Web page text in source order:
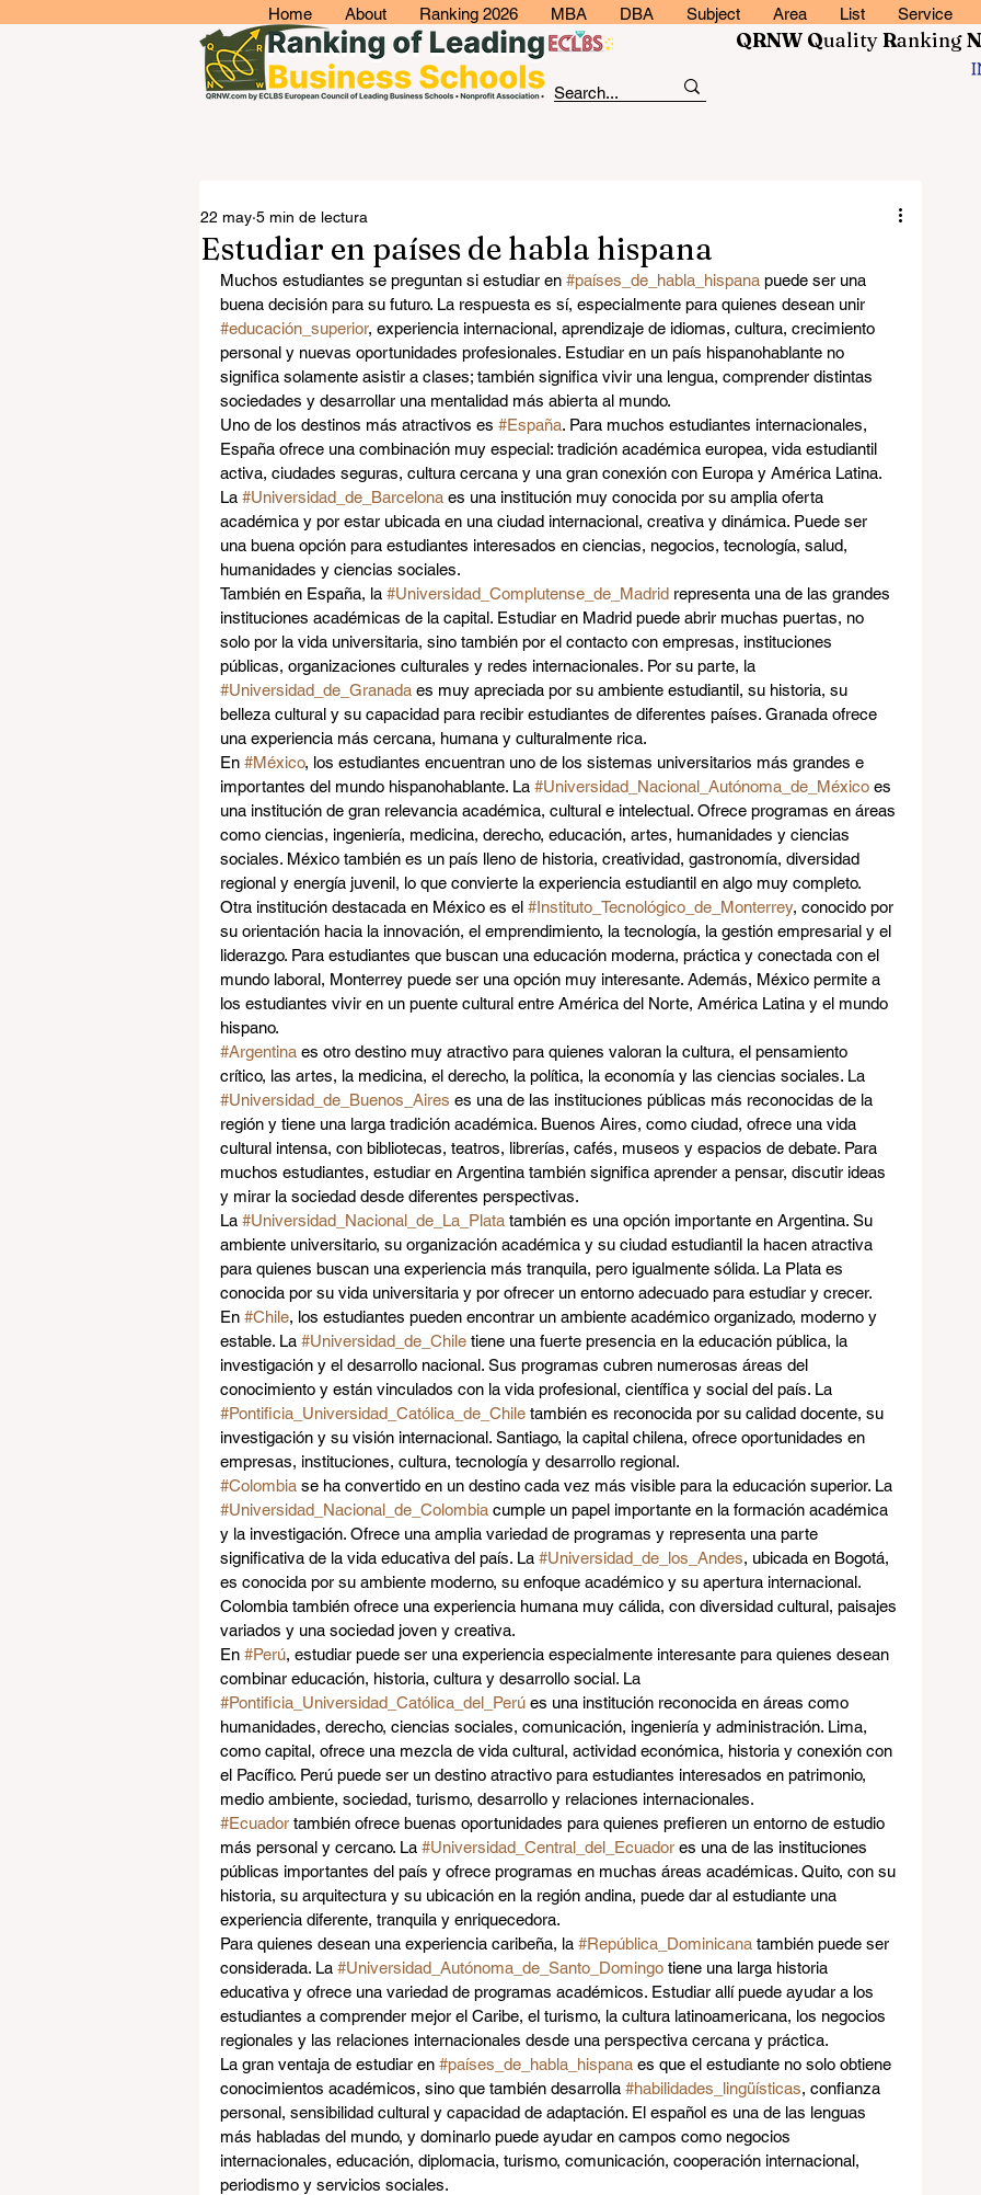
Home About Ranking 2026 MBA DBA Subject Area List Service
QRNW QualityRankingN
Estudiar en países de habla hispana
22 may 5 min de lectura
Muchos estudiantes se preguntan si estudiar en #países_de_habla_hispana puede ser una
buena decisión para su futuro. La respuesta es sí, especialmente para quienes desean unir
#educación_superior, experiencia internacional, aprendizaje de idiomas, cultura, crecimiento
personal y nuevas oportunidades profesionales. Estudiar en un país hispanohablante no
significa solamente asistir a clases; también significa vivir una lengua, comprender distintas
sociedades y desarrollar una mentalidad más abierta al mundo.
Uno de los destinos más atractivos es #España. Para muchos estudiantes internacionales,
España ofrece una combinación muy especial: tradición académica europea, vida estudiantil
activa, ciudades seguras, cultura cercana y una gran conexión con Europa y América Latina.
La #Universidad_de_Barcelona es una institución muy conocida por su amplia oferta
académica y por estar ubicada en una ciudad internacional, creativa y dinámica. Puede ser
una buena opción para estudiantes interesados en ciencias, negocios, tecnología, salud,
humanidades y ciencias sociales.
También en España, la #Universidad_Complutense_de_Madrid representa una de las grandes
instituciones académicas de la capital. Estudiar en Madrid puede abrir muchas puertas, no
solo por la vida universitaria, sino también por el contacto con empresas, instituciones
públicas, organizaciones culturales y redes internacionales. Por su parte, la
#Universidad_de_Granada es muy apreciada por su ambiente estudiantil, su historia, su
belleza cultural y su capacidad para recibir estudiantes de diferentes países. Granada ofrece
una experiencia más cercana, humana y culturalmente rica.
En #México, los estudiantes encuentran uno de los sistemas universitarios más grandes e
importantes del mundo hispanohablante. La #Universidad_Nacional_Autónoma_de_México es
una institución de gran relevancia académica, cultural e intelectual. Ofrece programas en áreas
como ciencias, ingeniería, medicina, derecho, educación, artes, humanidades y ciencias
sociales. México también es un país lleno de historia, creatividad, gastronomía, diversidad
regional y energía juvenil, lo que convierte la experiencia estudiantil en algo muy completo.
Otra institución destacada en México es el #Instituto_Tecnológico_de_Monterrey, conocido por
su orientación hacia la innovación, el emprendimiento, la tecnología, la gestión empresarial y el
liderazgo. Para estudiantes que buscan una educación moderna, práctica y conectada con el
mundo laboral, Monterrey puede ser una opción muy interesante. Además, México permite a
los estudiantes vivir en un puente cultural entre América del Norte, América Latina y el mundo
hispano.
#Argentina es otro destino muy atractivo para quienes valoran la cultura, el pensamiento
crítico, las artes, la medicina, el derecho, la política, la economía y las ciencias sociales. La
#Universidad_de_Buenos_Aires es una de las instituciones públicas más reconocidas de la
región y tiene una larga tradición académica. Buenos Aires, como ciudad, ofrece una vida
cultural intensa, con bibliotecas, teatros, librerías, cafés, museos y espacios de debate. Para
muchos estudiantes, estudiar en Argentina también significa aprender a pensar, discutir ideas
y mirar la sociedad desde diferentes perspectivas.
La #Universidad_Nacional_de_La_Plata también es una opción importante en Argentina. Su
ambiente universitario, su organización académica y su ciudad estudiantil la hacen atractiva
para quienes buscan una experiencia más tranquila, pero igualmente sólida. La Plata es
conocida por su vida universitaria y por ofrecer un entorno adecuado para estudiar y crecer.
En #Chile, los estudiantes pueden encontrar un ambiente académico organizado, moderno y
estable. La #Universidad_de_Chile tiene una fuerte presencia en la educación pública, la
investigación y el desarrollo nacional. Sus programas cubren numerosas áreas del
conocimiento y están vinculados con la vida profesional, científica y social del país. La
#Pontificia_Universidad_Católica_de_Chile también es reconocida por su calidad docente, su
investigación y su visión internacional. Santiago, la capital chilena, ofrece oportunidades en
empresas, instituciones, cultura, tecnología y desarrollo regional.
#Colombia se ha convertido en un destino cada vez más visible para la educación superior. La
#Universidad_Nacional_de_Colombia cumple un papel importante en la formación académica
y la investigación. Ofrece una amplia variedad de programas y representa una parte
significativa de la vida educativa del país. La #Universidad_de_los_Andes, ubicada en Bogotá,
es conocida por su ambiente moderno, su enfoque académico y su apertura internacional.
Colombia también ofrece una experiencia humana muy cálida, con diversidad cultural, paisajes
variados y una sociedad joven y creativa.
En #Perú, estudiar puede ser una experiencia especialmente interesante para quienes desean
combinar educación, historia, cultura y desarrollo social. La
#Pontificia_Universidad_Católica_del_Perú es una institución reconocida en áreas como
humanidades, derecho, ciencias sociales, comunicación, ingeniería y administración. Lima,
como capital, ofrece una mezcla de vida cultural, actividad económica, historia y conexión con
el Pacífico. Perú puede ser un destino atractivo para estudiantes interesados en patrimonio,
medio ambiente, sociedad, turismo, desarrollo y relaciones internacionales.
#Ecuador también ofrece buenas oportunidades para quienes prefieren un entorno de estudio
más personal y cercano. La #Universidad_Central_del_Ecuador es una de las instituciones
públicas importantes del país y ofrece programas en muchas áreas académicas. Quito, con su
historia, su arquitectura y su ubicación en la región andina, puede dar al estudiante una
experiencia diferente, tranquila y enriquecedora.
Para quienes desean una experiencia caribeña, la #República_Dominicana también puede ser
considerada. La #Universidad_Autónoma_de_Santo_Domingo tiene una larga historia
educativa y ofrece una variedad de programas académicos. Estudiar allí puede ayudar a los
estudiantes a comprender mejor el Caribe, el turismo, la cultura latinoamericana, los negocios
regionales y las relaciones internacionales desde una perspectiva cercana y práctica.
La gran ventaja de estudiar en #países_de_habla_hispana es que el estudiante no solo obtiene
conocimientos académicos, sino que también desarrolla #habilidades_lingüísticas, confianza
personal, sensibilidad cultural y capacidad de adaptación. El español es una de las lenguas
más habladas del mundo, y dominarlo puede ayudar en campos como negocios
internacionales, educación, diplomacia, turismo, comunicación, cooperación internacional,
periodismo y servicios sociales.